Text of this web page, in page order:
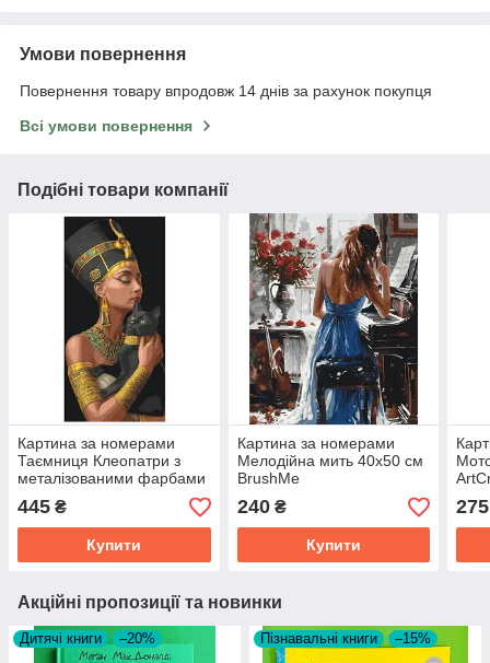
Умови повернення
Повернення товару впродовж 14 днів за рахунок покупця
Всі умови повернення
Подібні товари компанії
Картина за номерами
Таємниця Клеопатри з
металізованими фарбами
445 ₴
Купити
Картина за номерами
Мелодійна мить 40x50 см
BrushMe
240₴
Купити
275
Акційні пропозиції та новинки
Дитячі книги –20% Пізнавальні книги –15%